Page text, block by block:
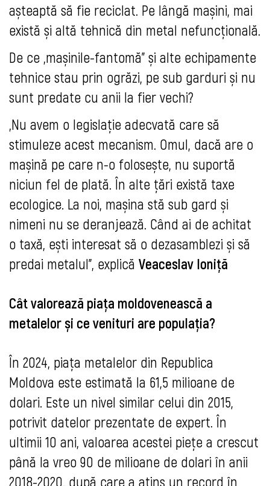
așteaptă să fie reciclat. Pe lângă mașini, mai
există și altă tehnică din metal nefuncțională.
De ce „mașinile-fantomă” și alte echipamente
tehnice stau prin ogrăzi, pe sub garduri și nu
sunt predate cu anii la fier vechi?
„Nu avem o legislație adecvată care să
stimuleze acest mecanism. Omul, dacă are o
mașină pe care n-o folosește, nu suportă
niciun fel de plată. În alte țări există taxe
ecologice. La noi, mașina stă sub gard și
nimeni nu se deranjează. Când ai de achitat
o taxă, ești interesat să o dezasamblezi și să
predai metalul”, explică Veaceslav Ioniță
Cât valorează piața moldovenească a
metalelor și ce venituri are populația?
În 2024, piața metalelor din Republica
Moldova este estimată la 61,5 milioane de
dolari. Este un nivel similar celui din 2015,
potrivit datelor prezentate de expert. În
ultimii 10 ani, valoarea acestei piețe a crescut
până la vreo 90 de milioane de dolari în anii
2018-2020, după care a atins un record în